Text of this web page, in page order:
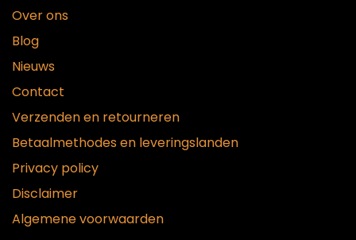
Over ons
Blog
Nieuws
Contact
Verzenden en retourneren
Betaalmethodes en leveringslanden
Privacy policy
Disclaimer
Algemene voorwaarden